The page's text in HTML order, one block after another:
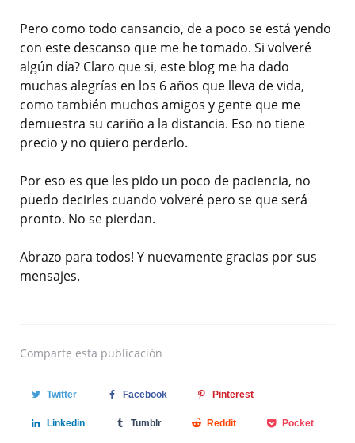
Pero como todo cansancio, de a poco se está yendo
con este descanso que me he tomado. Si volveré
algún día? Claro que si, este blog me ha dado
muchas alegrías en los 6 años que lleva de vida,
como también muchos amigos y gente que me
demuestra su cariño a la distancia. Eso no tiene
precio y no quiero perderlo.
Por eso es que les pido un poco de paciencia, no
puedo decirles cuando volveré pero se que será
pronto. No se pierdan.
Abrazo para todos! Y nuevamente gracias por sus
mensajes.
Comparte esta publicación
Twitter Facebook Pinterest
Linkedin Tumblr Reddit Pocket